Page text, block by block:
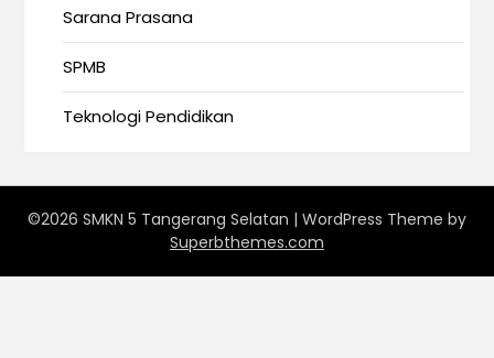
Sarana Prasana
SPMB
Teknologi Pendidikan
©2026 SMKN 5 Tangerang Selatan | WordPress Theme by
Superbthemes.com